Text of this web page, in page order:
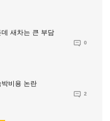
새차는 큰 부담
0
비용 논란
2